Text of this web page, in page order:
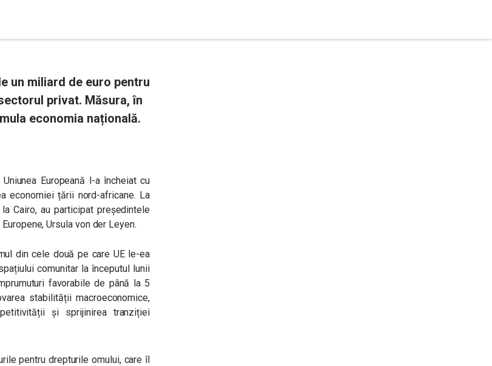
un miliard de euro pentru
privat. Măsura, în
economia națională.
Europeană l-a încheiat cu
economiei țării nord-africane. La
Cairo, au participat președintele
Ursula von der Leyen.
din cele două pe care UE le-ea
comunitar la începutul lunii
favorabile de până la 5
stabilității macroeconomice,
și sprijinirea tranziției
pentru drepturile omului, care îl